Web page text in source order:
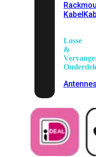
Kabel
Losse
&
Antennes